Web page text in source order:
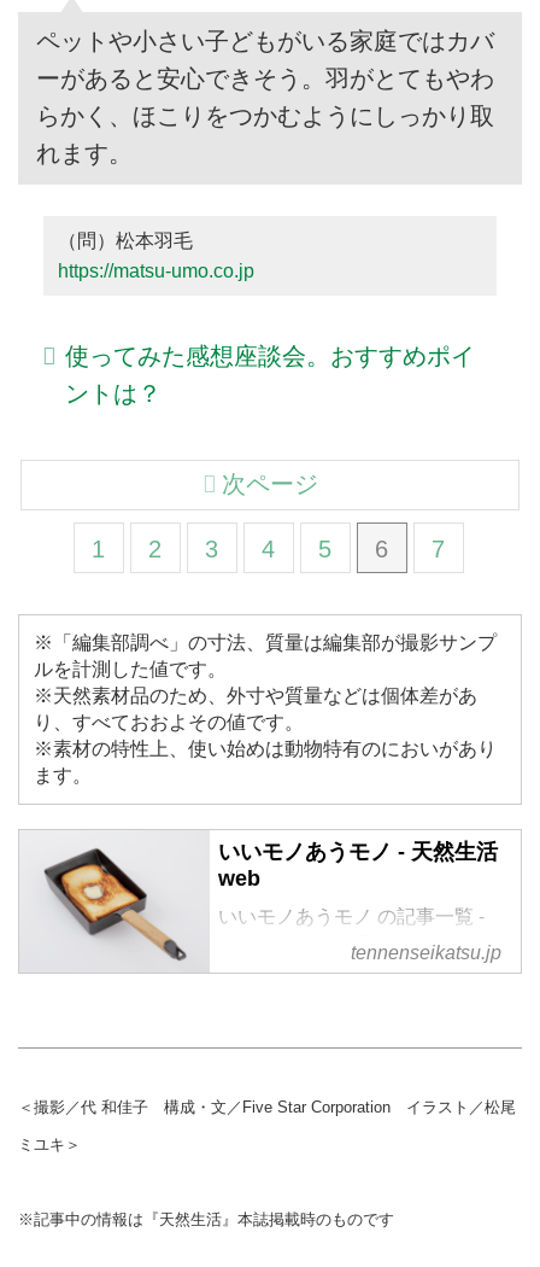
ペットや小さい子どもがいる家庭ではカバ
ーがあると安心できそう。羽がとてもやわ
らかく、ほこりをつかむようにしっかり取
れます。
（問）松本羽毛
https://matsu-umo.co.jp
使ってみた感想座談会。おすすめポイ
ントは？
1 2 3 4 5 6 7
次ページ
※「編集部調べ」の寸法、質量は編集部が撮影サンプ
ルを計測した値です。
※天然素材品のため、外寸や質量などは個体差があ
り、すべておおよその値です。
※素材の特性上、使い始めは動物特有のにおいがあり
ます。
いいモノあうモノ - 天然生活
web
いいモノあうモノ の記事一覧 -
『天然生活』が運営する暮らしの
情報サイト。食やファッション、
tennenseikatsu.jp
＜撮影／代 和佳子 構成・文／Five Star Corporation イラスト／松尾
ミユキ＞
※記事中の情報は『天然生活』本誌掲載時のものです